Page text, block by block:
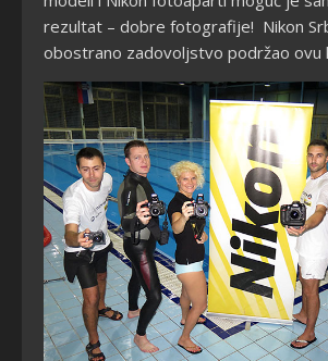
rezultat – dobre fotografije! Nikon
obostrano zadovoljstvo podržao ovu